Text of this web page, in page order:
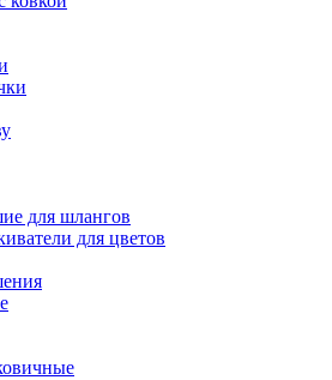
для шлангов
для цветов